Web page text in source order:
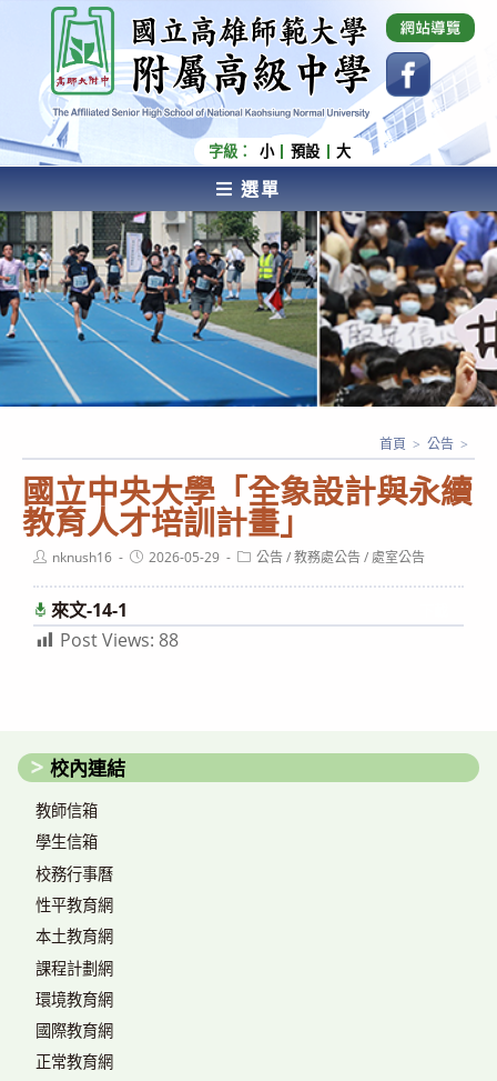
內
容
國立高雄師範大學附屬高級中學 Affiliated Senior
High School of National Kaohsiung Normal
University
字級： 小 預設 大
選單
AFFILIATED SENIOR HIGH SCHOOL OF NATIONAL
KAOHSIUNG NORMAL UNIVERSITY
國立中央大學「全象設計與永續
教育人才培訓計畫」
首頁 > 公告 >
Postnknush16
Post2026-05-29
Post公告/教務處公告/處室公告
來文-14-1
Post Views: 88
校內連結
教師信箱
學生信箱
校務行事曆
性平教育網
本土教育網
課程計劃網
環境教育網
國際教育網
正常教育網